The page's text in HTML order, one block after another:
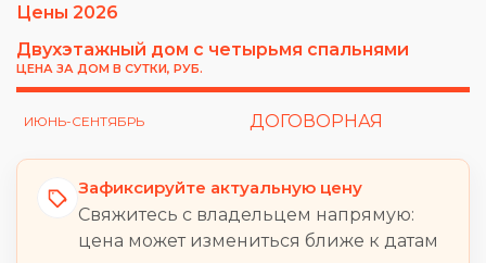
Цены 2026
Двухэтажный дом с четырьмя спальнями
ЦЕНА ЗА ДОМ В СУТКИ, РУБ.
ИЮНЬ-СЕНТЯБРЬ ДОГОВОРНАЯ
Зафиксируйте актуальную цену
Свяжитесь с владельцем напрямую:
цена может измениться ближе к датам